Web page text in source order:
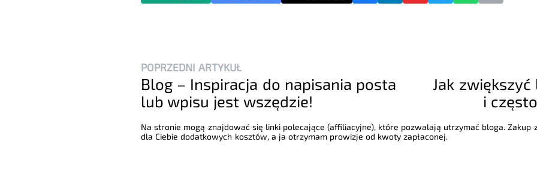
POPRZEDNI ARTYKUŁ
Blog – Inspiracja do napisania posta
lub wpisu jest wszędzie!
Jak
i
Na stronie mogą znajdować się linki polecające (affiliacyjne), które pozwalają utrzymać bloga. Zakup
dla Ciebie dodatkowych kosztów, a ja otrzymam prowizje od kwoty zapłaconej.